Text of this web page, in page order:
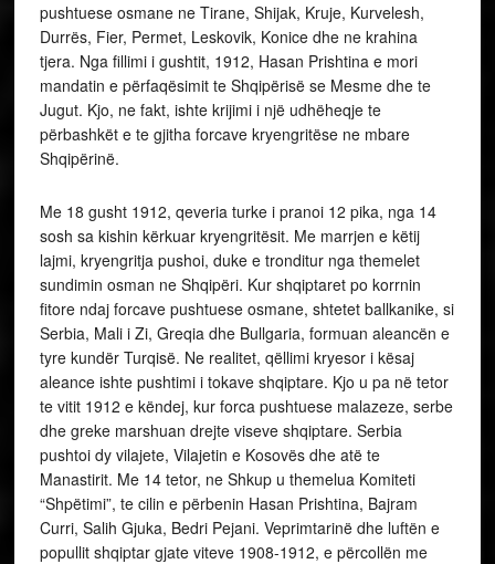
pushtuese osmane ne Tirane, Shijak, Kruje, Kurvelesh,
Durrës, Fier, Permet, Leskovik, Konice dhe ne krahina
tjera. Nga fillimi i gushtit, 1912, Hasan Prishtina e mori
mandatin e përfaqësimit te Shqipërisë se Mesme dhe te
Jugut. Kjo, ne fakt, ishte krijimi i një udhëheqje te
përbashkët e te gjitha forcave kryengritëse ne mbare
Shqipërinë.
Me 18 gusht 1912, qeveria turke i pranoi 12 pika, nga 14
sosh sa kishin kërkuar kryengritësit. Me marrjen e këtij
lajmi, kryengritja pushoi, duke e tronditur nga themelet
sundimin osman ne Shqipëri. Kur shqiptaret po korrnin
fitore ndaj forcave pushtuese osmane, shtetet ballkanike, si
Serbia, Mali i Zi, Greqia dhe Bullgaria, formuan aleancën e
tyre kundër Turqisë. Ne realitet, qëllimi kryesor i kësaj
aleance ishte pushtimi i tokave shqiptare. Kjo u pa në tetor
te vitit 1912 e këndej, kur forca pushtuese malazeze, serbe
dhe greke marshuan drejte viseve shqiptare. Serbia
pushtoi dy vilajete, Vilajetin e Kosovës dhe atë te
Manastirit. Me 14 tetor, ne Shkup u themelua Komiteti
“Shpëtimi”, te cilin e përbenin Hasan Prishtina, Bajram
Curri, Salih Gjuka, Bedri Pejani. Veprimtarinë dhe luftën e
popullit shqiptar gjate viteve 1908-1912, e përcollën me